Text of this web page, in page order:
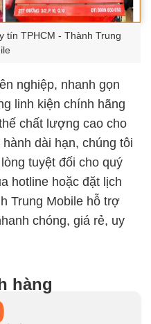
tín TPHCM - Thành Trung
nghiệp, nhanh gọn
linh kiện chính hãng
chất lượng cao cho
dài hạn, chúng tôi
tuyệt đối cho quý
hotline hoặc đặt lịch
Trung Mobile hỗ trợ
chóng, giá rẻ, uy
hàng